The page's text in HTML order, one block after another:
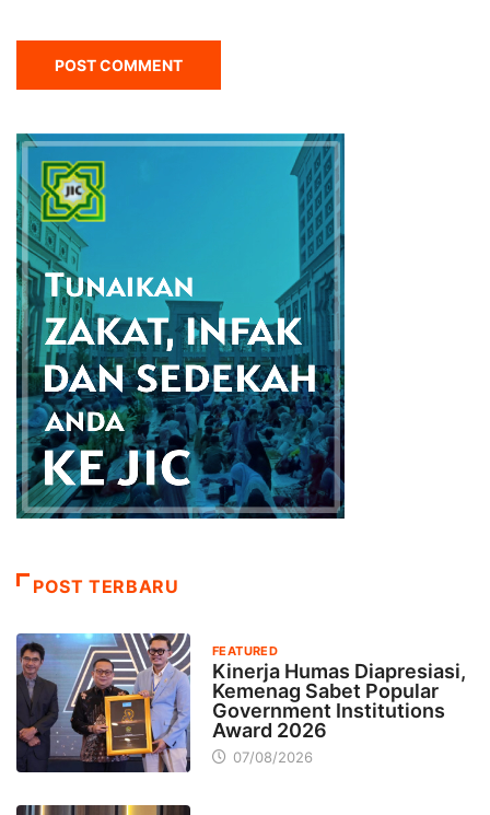
POST TERBARU
FEATURED
Kinerja Humas Diapresiasi,
Kemenag Sabet Popular
Government Institutions
Award 2026
07/08/2026